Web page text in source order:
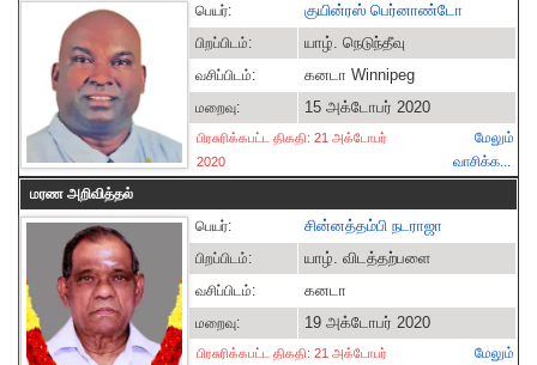
பெயர்:
குயின்ரஸ் பெர்னாண்டோ
பிறப்பிடம்: யாழ். நெடுந்தீவு
வசிப்பிடம்: கனடா Winnipeg
மறைவு: 15 அக்டோபர் 2020
பிரசுரிக்கபட்ட திகதி: 21 அக்டோபர்
2020
மேலும்
வாசிக்க...
மரண அறிவித்தல்
பெயர்:
சின்னத்தம்பி நடராஜா
பிறப்பிடம்: யாழ். விடத்தற்பளை
வசிப்பிடம்: கனடா
மறைவு: 19 அக்டோபர் 2020
பிரசுரிக்கபட்ட திகதி: 21 அக்டோபர்
மேலும்